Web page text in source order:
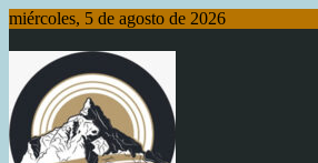
Saltar
contenido
miércoles, 5 de agosto de 2026